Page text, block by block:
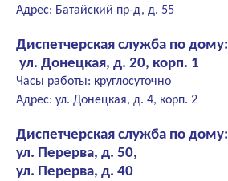
Адрес: Батайский пр-д, д. 55
Диспетчерская служба по дому:
ул. Донецкая, д. 20, корп. 1
Часы работы: круглосуточно
Адрес: ул. Донецкая, д. 4, корп. 2
Диспетчерская служба по дому:
ул. Перерва, д. 50,
ул. Перерва, д. 40